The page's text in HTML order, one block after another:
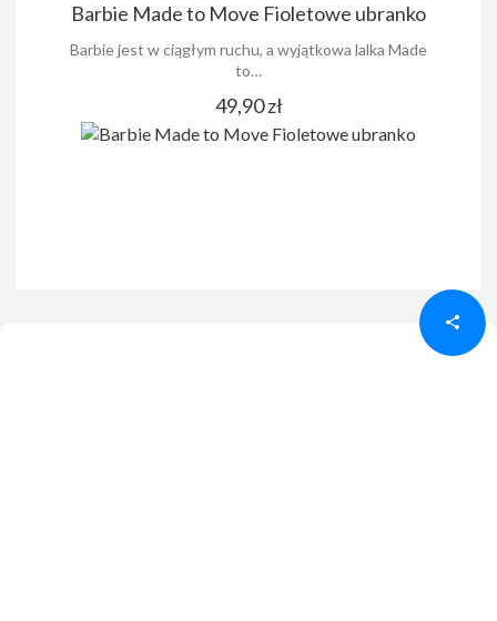
Barbie Made to Move Fioletowe ubranko
Barbie jest w ciągłym ruchu, a wyjątkowa lalka Made
to…
49,90 zł